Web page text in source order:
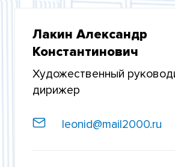
ЦЕНТР КУЛЬТУРЫ
ХОРОВАЯ КАПЕЛЛА
АНСАМБЛЬ СКРИПАЧЕЙ
Лакин Александр
Константинович
Художественный
дирижер
leonid@mail2000.ru